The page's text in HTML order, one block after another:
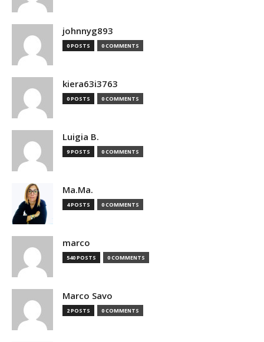
johnnyg893
0 POSTS 0 COMMENTS
kiera63i3763
0 POSTS 0 COMMENTS
Luigia B.
9 POSTS 0 COMMENTS
Ma.Ma.
4 POSTS 0 COMMENTS
marco
540 POSTS 0 COMMENTS
Marco Savo
2 POSTS 0 COMMENTS